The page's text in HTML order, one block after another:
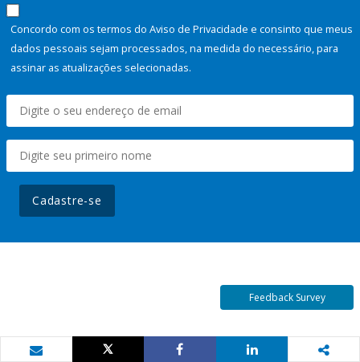
Concordo com os termos do Aviso de Privacidade e consinto que meus
dados pessoais sejam processados, na medida do necessário, para
assinar as atualizações selecionadas.
Cadastre-se
Feedback Survey